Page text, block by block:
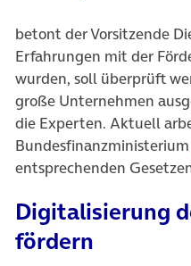
betont der Vorsitzende
Erfahrungen mit der
wurden, soll überprüft
große Unternehmen
die Experten. Aktuell
entsprechenden
Digitalisierung
fördern